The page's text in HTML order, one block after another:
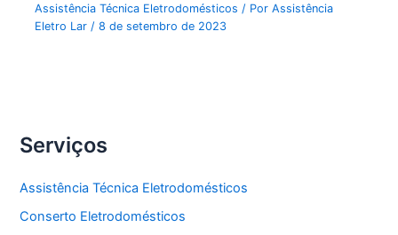
Assistência Técnica Eletrodomésticos / PorAssistência
Eletro Lar /8 de setembro de 2023
Serviços
Assistência Técnica Eletrodomésticos
Conserto Eletrodomésticos